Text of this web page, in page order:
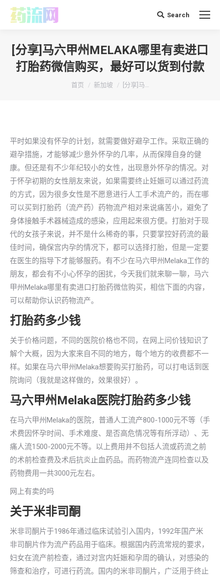
搜 Search
[分享]马六甲州MELAKA哪里有卖进口
打胎药微信购买，最好可以货到付款
你在这里：
首页 新加坡 [分享]马…
平时如果没有怀孕的计划，就需要做好避孕工作。采取正确的
避孕措施，才能够减少意外怀孕的几率，从而保障自身的健
康。但还是有不少年纪较小的女性，出现意外怀孕的情况。对
于怀孕初期的女性朋友来说，如果需要终止妊娠可以通过药流
的方式，因为很多女性是不愿意进行人工手术流产的，而在哪
可以买到打胎药（流产药）药物流产相对来说痛苦小，避免了
身体接触手术器械造成的感染，应用起来很方便。打胎对于现
代的女孩子来说，并不是什么稀奇的事，只要掌控好药流的最
佳时间，确保宫内孕的情况下，都可以选择打胎，但是一定要
在医生的指导下才能够服药。有不少在马六甲州Melaka工作的
朋友，都会有不小心怀孕的困扰，今天我们就来聊一聊，马六
甲州Melaka哪里有卖进口打胎药微信购买，相信下面的内容，
可以帮助你认识药物流产。
打胎药多少钱
关于价格问题，不同的医院价格也不同，在网上问价钱知识了
解个大概，因为大家来自不同的地方，每个地方的收费都不一
样。如果在马六甲州Melaka想要购买打胎药，可以打电话到医
院询问（我就是这样做的，效果很好）。
马六甲州Melaka医院打胎药多少钱
在马六甲州Melaka的医院，普通人工流产800-1000元不等（手
术费因怀孕时间、手术难度、是否高危情况等有所浮动）、无
痛人流1500-2000元不等。以上费用并不包括人流或药流之前
的术前检查费及术后抗炎止血药品。而药物流产连同检查以及
药物费用一共3000元左右。
网上有卖的吗
关于米非司酮
米非司酮片于1986年通过临床试验引入国内，1992年国产米
非司酮片作为流产药品用于临床。根据国内药流常规的要求，
妇女在流产前检查，通过对宫内妊娠和孕周的确认，对感染的
筛查和治疗，可进行药流。国内的米非司酮片，广泛用于终止